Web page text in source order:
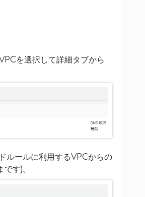
を選択して詳細タブから
ルールに利用するVPCからの
す)。